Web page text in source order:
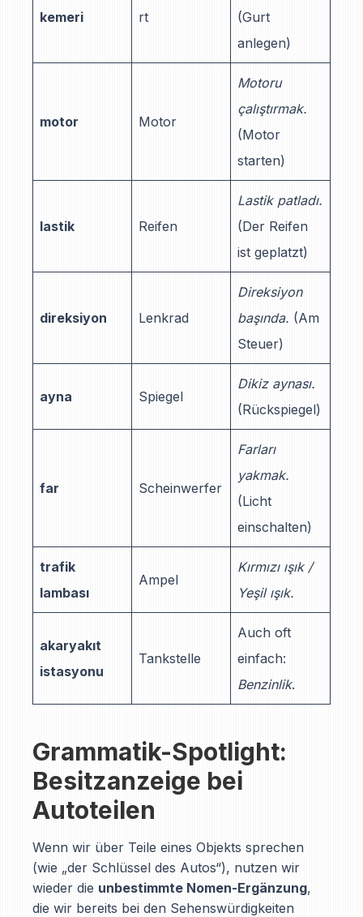
kemeri
rt
(Gurt
anlegen)
motor Motor
Motoru
çalıştırmak.
(Motor
starten)
lastik Reifen
Lastik patladı.
(Der Reifen
ist geplatzt)
direksiyon Lenkrad
Direksiyon
başında. (Am
Steuer)
ayna Spiegel
Dikiz aynası.
(Rückspiegel)
far Scheinwerfer
Farları
yakmak.
(Licht
einschalten)
trafik
lambası
Ampel
Kırmızı ışık /
Yeşil ışık.
akaryakıt
istasyonu
Tankstelle
Auch oft
einfach:
Benzinlik.
Grammatik-Spotlight:
Besitzanzeige bei
Autoteilen
Wenn wir über Teile eines Objekts sprechen
(wie „der Schlüssel des Autos“), nutzen wir
wieder die unbestimmte Nomen-Ergänzung,
die wir bereits bei den Sehenswürdigkeiten